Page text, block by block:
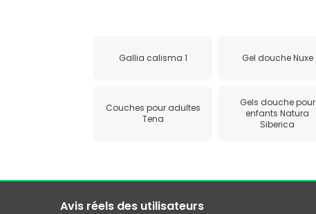
Gallia calisma 1 Gel douche Nuxe
Couches pour adultes
Tena
Gels douche pour
enfants Natura
Siberica
Avis réels des utilisateurs